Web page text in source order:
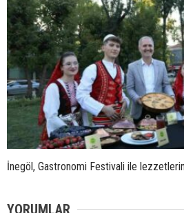
İnegöl, Gastronomi Festivali ile
YORUMLAR